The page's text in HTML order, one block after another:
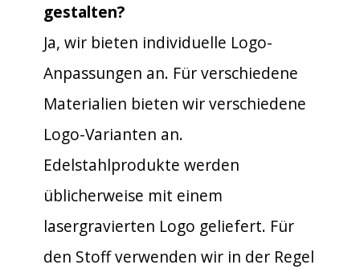
gestalten?
Ja, wir bieten individuelle Logo-
Anpassungen an. Für verschiedene
Materialien bieten wir verschiedene
Logo-Varianten an.
Edelstahlprodukte werden
üblicherweise mit einem
lasergravierten Logo geliefert. Für
den Stoff verwenden wir in der Regel